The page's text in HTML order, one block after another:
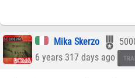
Mika Skerzo
6 years 317 days ago